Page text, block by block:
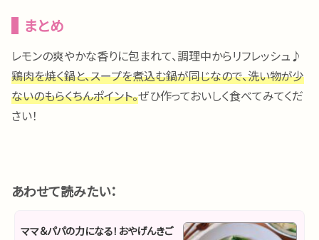
まとめ
レモンの爽やかな香りに包まれて、調理中からリフレッシュ♪
鶏肉を焼く鍋と、スープを煮込む鍋が同じなので、洗い物が少
ないのもらくちんポイント。ぜひ作っておいしく食べてみてくだ
さい！
あわせて読みたい：
ママ＆パパの力になる！おやげんきご